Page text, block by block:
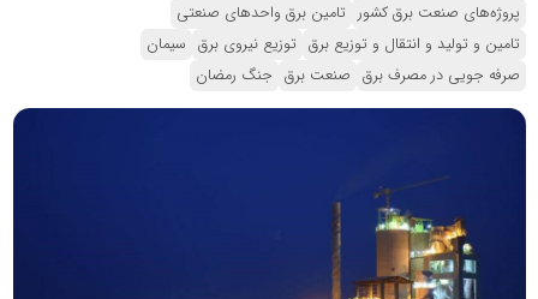
پروژه‌های صنعت برق کشور تامین برق واحدهای صنعتی
تامین و تولید و انتقال و توزیع برق توزیع نیروی برق سیمان
صرفه جویی در مصرف برق صنعت برق جنگ رمضان